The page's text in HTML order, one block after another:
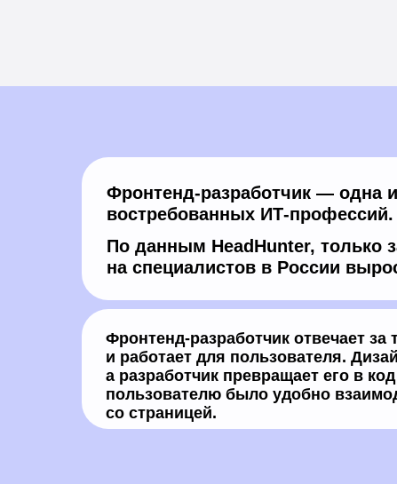
Фронтенд-разработчик — одна
востребованных ИТ-профессий.
По данным HeadHunter, только
на специалистов в России
Фронтенд-разработчик отвечает за
и работает для пользователя.
а разработчик превращает его в
пользователю было удобно
со страницей.